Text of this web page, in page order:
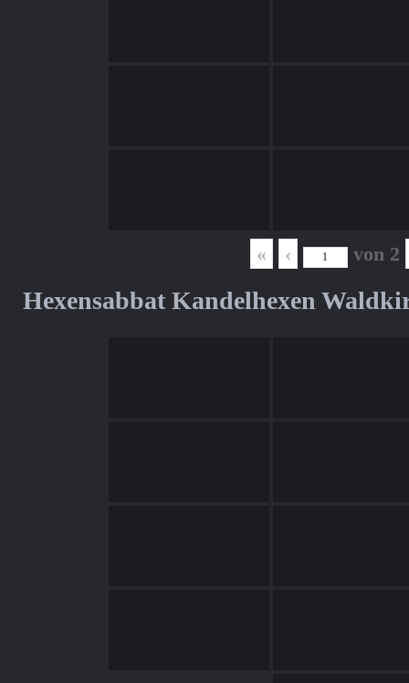
« ‹ von 2
Hexensabbat Kandelhexen